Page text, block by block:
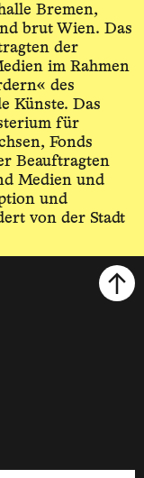
Bremen,
brut Wien. Das
der
im Rahmen
des
Künste. Das
für
Fonds
Beauftragten
Medien und
und
von der Stadt